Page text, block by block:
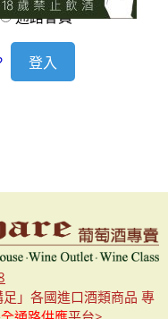
通路會員
」各國進口酒類商品 專